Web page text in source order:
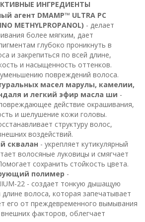
ИНГРЕДИЕНТЫ
агент DMAMP™ ULTRA PC
METHYLPROPANOL) - делает
более мягким, дает
глубоко проникнуть в
и закрепиться по всей длине,
и насыщенность оттенков.
повреждений волоса.
масел марулы, камелии,
и легкий эфир масла ши -
действие окрашивания,
и шелушение кожи головы.
структуру волос,
воздействий.
сквалан - укрепляет кутикулярный
волосяные луковицы и смягчает
сохранить стойкость цвета.
полимер -
22 - создает тонкую дышащую
длине волоса, которая запечатывает
его от преждевременного вымывания
факторов, облегчает